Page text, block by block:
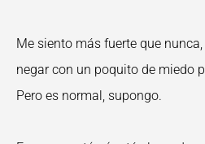
Me siento más fuerte que
negar con un poquito de miedo
Pero es normal, supongo.